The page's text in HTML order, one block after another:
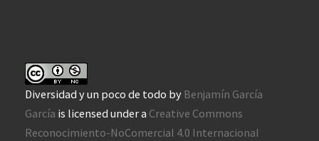
Diversidad y un poco de todo by Benjamín García
García is licensed under a Creative Commons
Reconocimiento-NoComercial 4.0 Internacional